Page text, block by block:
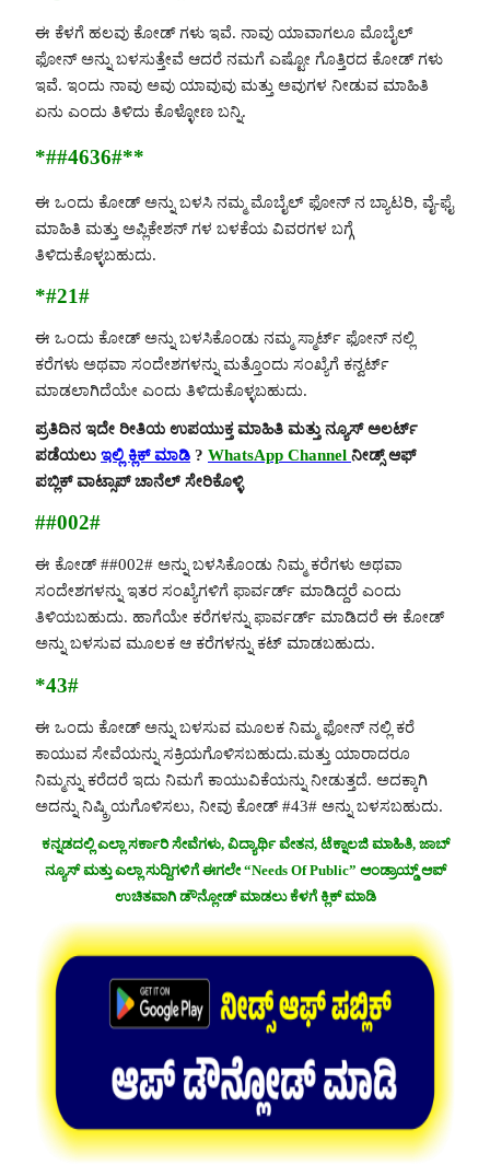
ಈ ಕೆಳಗೆ ಹಲವು ಕೋಡ್ ಗಳು ಇವೆ. ನಾವು ಯಾವಾಗಲೂ ಮೊಬೈಲ್
ಫೋನ್ ಅನ್ನು ಬಳಸುತ್ತೇವೆ ಆದರೆ ನಮಗೆ ಎಷ್ಟೋ ಗೊತ್ತಿರದ ಕೋಡ್ ಗಳು
ಇವೆ. ಇಂದು ನಾವು ಅವು ಯಾವುವು ಮತ್ತು ಅವುಗಳ ನೀಡುವ ಮಾಹಿತಿ
ಏನು ಎಂದು ತಿಳಿದು ಕೊಳ್ಳೋಣ ಬನ್ನಿ.
*##4636#**
ಈ ಒಂದು ಕೋಡ್ ಅನ್ನು ಬಳಸಿ ನಮ್ಮ ಮೊಬೈಲ್ ಫೋನ್ ನ ಬ್ಯಾಟರಿ, ವೈ-ಫೈ
ಮಾಹಿತಿ ಮತ್ತು ಅಪ್ಲಿಕೇಶನ್ ಗಳ ಬಳಕೆಯ ವಿವರಗಳ ಬಗ್ಗೆ
ತಿಳಿದುಕೊಳ್ಳಬಹುದು.
*#21#
ಈ ಒಂದು ಕೋಡ್ ಅನ್ನು ಬಳಸಿಕೊಂಡು ನಮ್ಮ ಸ್ಮಾರ್ಟ್ ಫೋನ್ ನಲ್ಲಿ
ಕರೆಗಳು ಅಥವಾ ಸಂದೇಶಗಳನ್ನು ಮತ್ತೊಂದು ಸಂಖ್ಯೆಗೆ ಕನ್ವರ್ಟ್
ಮಾಡಲಾಗಿದೆಯೇ ಎಂದು ತಿಳಿದುಕೊಳ್ಳಬಹುದು.
ಪ್ರತಿದಿನ ಇದೇ ರೀತಿಯ ಉಪಯುಕ್ತ ಮಾಹಿತಿ ಮತ್ತು ನ್ಯೂಸ್ ಅಲರ್ಟ್
ಪಡೆಯಲು ಇಲ್ಲಿ ಕ್ಲಿಕ್ ಮಾಡಿ ? WhatsApp Channel ನೀಡ್ಸ್ ಆಫ್
ಪಬ್ಲಿಕ್ ವಾಟ್ಸಾಪ್ ಚಾನೆಲ್ ಸೇರಿಕೊಳ್ಳಿ
##002#
ಈ ಕೋಡ್ ##002# ಅನ್ನು ಬಳಸಿಕೊಂಡು ನಿಮ್ಮ ಕರೆಗಳು ಅಥವಾ
ಸಂದೇಶಗಳನ್ನು ಇತರ ಸಂಖ್ಯೆಗಳಿಗೆ ಫಾರ್ವರ್ಡ್ ಮಾಡಿದ್ದರೆ ಎಂದು
ತಿಳಿಯಬಹುದು. ಹಾಗೆಯೇ ಕರೆಗಳನ್ನು ಫಾರ್ವರ್ಡ್ ಮಾಡಿದರೆ ಈ ಕೋಡ್
ಅನ್ನು ಬಳಸುವ ಮೂಲಕ ಆ ಕರೆಗಳನ್ನು ಕಟ್ ಮಾಡಬಹುದು.
*43#
ಈ ಒಂದು ಕೋಡ್ ಅನ್ನು ಬಳಸುವ ಮೂಲಕ ನಿಮ್ಮ ಫೋನ್ ನಲ್ಲಿ ಕರೆ
ಕಾಯುವ ಸೇವೆಯನ್ನು ಸಕ್ರಿಯಗೊಳಿಸಬಹುದು.ಮತ್ತು ಯಾರಾದರೂ
ನಿಮ್ಮನ್ನು ಕರೆದರೆ ಇದು ನಿಮಗೆ ಕಾಯುವಿಕೆಯನ್ನು ನೀಡುತ್ತದೆ. ಅದಕ್ಕಾಗಿ
ಅದನ್ನು ನಿಷ್ಕ್ರಿಯಗೊಳಿಸಲು, ನೀವು ಕೋಡ್ #43# ಅನ್ನು ಬಳಸಬಹುದು.
ಕನ್ನಡದಲ್ಲಿ ಎಲ್ಲಾ ಸರ್ಕಾರಿ ಸೇವೆಗಳು, ವಿದ್ಯಾರ್ಥಿ ವೇತನ, ಟೆಕ್ನಾಲಜಿ ಮಾಹಿತಿ, ಜಾಬ್
ನ್ಯೂಸ್ ಮತ್ತು ಎಲ್ಲಾ ಸುದ್ದಿಗಳಿಗೆ ಈಗಲೇ “Needs Of Public” ಆಂಡ್ರಾಯ್ಡ್ ಆಪ್
ಉಚಿತವಾಗಿ ಡೌನ್ಲೋಡ್ ಮಾಡಲು ಕೆಳಗೆ ಕ್ಲಿಕ್ ಮಾಡಿ